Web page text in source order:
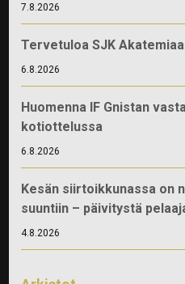
7.8.2026
Tervetuloa SJK
6.8.2026
Huomenna IF Gnistan
kotiottelussa
6.8.2026
Kesän siirtoikkunassa on
suuntiin – päivitystä
4.8.2026